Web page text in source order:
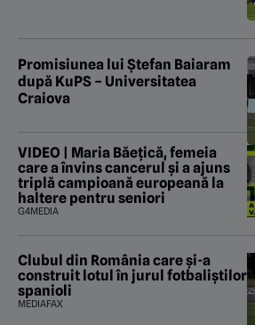
Promisiunea lui Ștefan Baiaram
după KuPS – Universitatea
Craiova
VIDEO | Maria Băețică, femeia
care a învins cancerul și a ajuns
triplă campioană europeană la
haltere pentru seniori
G4MEDIA
Clubul din România care și-a
construit lotul în jurul fotbaliștilor
spanioli
MEDIAFAX